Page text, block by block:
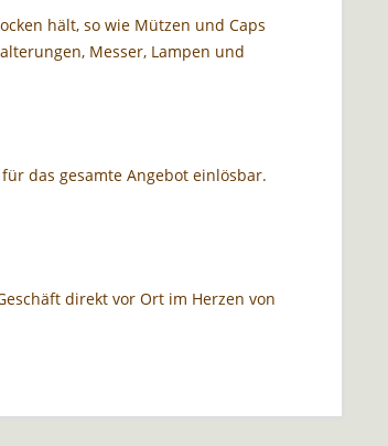
hält, so wie Mützen und Caps
Messer, Lampen und
das gesamte Angebot einlösbar.
direkt vor Ort im Herzen von